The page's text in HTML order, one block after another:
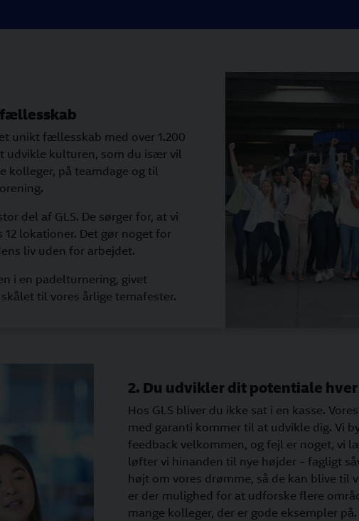
fællesskab
unikt fællesskab med over 1.200
udvikle kulturen, som du især vil
kolleger, på teamdage og til
del af GLS. De sørger for, at vi
lokationer. Det gør noget for
liv uden for arbejdet.
i en padelturnering, givet
til vores årlige temafester.
2. Du udvikler dit potentiale
Hos GLS bliver du ikke sat i en kasse.
med garanti kommer til at udvikle dig. Vi
feedback velkommen, og fejl er noget, vi
løfter vi hinanden til nye højder – fagligt
højt om vores drømme, så de kan blive til
er der mulighed for at udforske flere
mange kolleger, der er gode eksempler på.